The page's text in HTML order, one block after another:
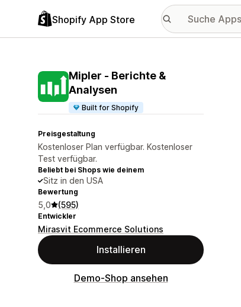
Shopify App Store
Mipler ‑ Berichte &
Analysen
Built for Shopify
Preisgestaltung
Kostenloser Plan verfügbar. Kostenloser
Test verfügbar.
Beliebt bei Shops wie deinem
Sitz in den USA
Bewertung
5,0 (595)
Entwickler
Mirasvit Ecommerce Solutions
Installieren
Demo-Shop ansehen